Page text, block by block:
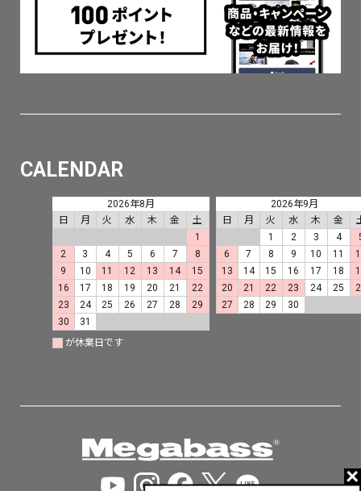
CALENDAR
2026年8月
日
月 火 水 木 金
土
1
2
3 4 5 6 7
8
9
10 11 12 13 14
15
16
17 18 19 20 21
22
23
24 25 26 27 28
29
30
31
2026年9月
日
月 火 水 木 金
1
2 3 4
6
7 8 9 10 11
13
14 15 16 17 18
20
21 22 23 24 25
27
28 29 30
が休業日です